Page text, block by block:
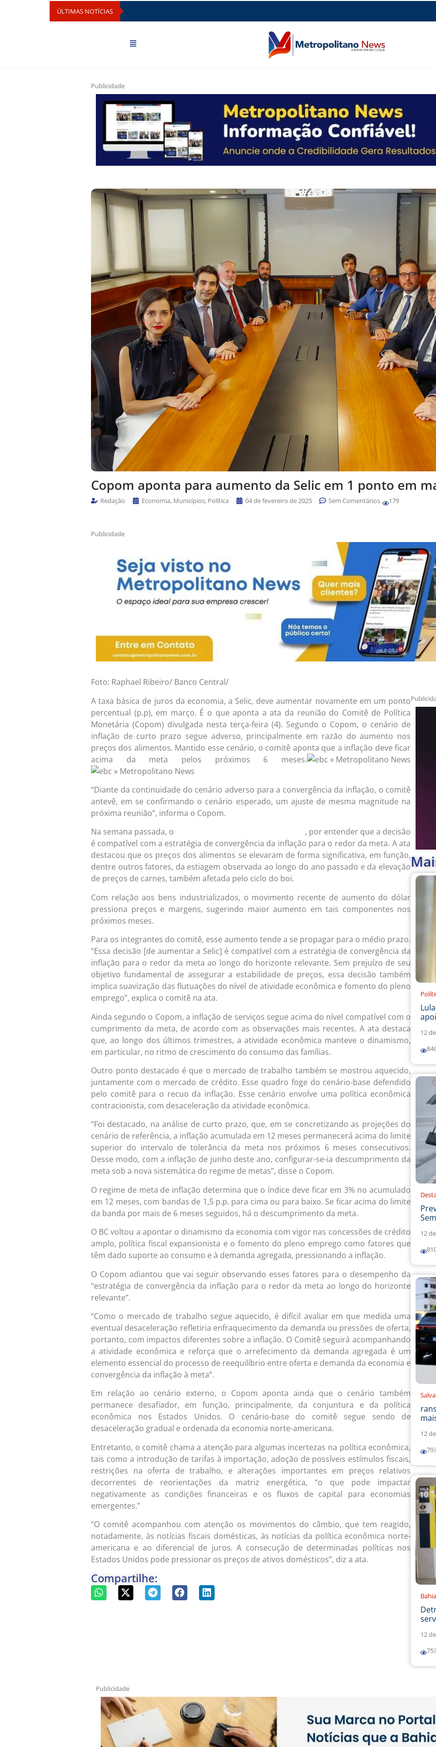
ÚLTIMAS NOTÍCIAS
Publicidade
Copom aponta para aumento da Selic em 1 ponto em
Redação Economia, Municípios, Política 04 de fevereiro de 2025 Sem Comentários 179
Publicidade
Foto: Raphael Ribeiro/ Banco Central/
A taxa básica de juros da economia, a Selic, deve aumentar novamente em um ponto
percentual (p.p), em março. É o que aponta a ata da reunião do Comitê de Política
Monetária (Copom) divulgada nesta terça-feira (4). Segundo o Copom, o cenário de
inflação de curto prazo segue adverso, principalmente em razão do aumento nos
preços dos alimentos. Mantido esse cenário, o comitê aponta que a inflação deve ficar
acima da meta pelos próximos 6 meses.
“Diante da continuidade do cenário adverso para a convergência da inflação, o comitê
antevê, em se confirmando o cenário esperado, um ajuste de mesma magnitude na
próxima reunião”, informa o Copom.
Na semana passada, o
, por entender que a decisão
é compatível com a estratégia de convergência da inflação para o redor da meta. A ata
destacou que os preços dos alimentos se elevaram de forma significativa, em função,
dentre outros fatores, da estiagem observada ao longo do ano passado e da elevação
de preços de carnes, também afetada pelo ciclo do boi.
Com relação aos bens industrializados, o movimento recente de aumento do dólar
pressiona preços e margens, sugerindo maior aumento em tais componentes nos
próximos meses.
Para os integrantes do comitê, esse aumento tende a se propagar para o médio prazo.
“Essa decisão [de aumentar a Selic] é compatível com a estratégia de convergência da
inflação para o redor da meta ao longo do horizonte relevante. Sem prejuízo de seu
objetivo fundamental de assegurar a estabilidade de preços, essa decisão também
implica suavização das flutuações do nível de atividade econômica e fomento do pleno
emprego”, explica o comitê na ata.
Ainda segundo o Copom, a inflação de serviços segue acima do nível compatível com o
cumprimento da meta, de acordo com as observações mais recentes. A ata destaca
que, ao longo dos últimos trimestres, a atividade econômica manteve o dinamismo,
em particular, no ritmo de crescimento do consumo das famílias.
Outro ponto destacado é que o mercado de trabalho também se mostrou aquecido,
juntamente com o mercado de crédito. Esse quadro foge do cenário-base defendido
pelo comitê para o recuo da inflação. Esse cenário envolve uma política econômica
contracionista, com desaceleração da atividade econômica.
“Foi destacado, na análise de curto prazo, que, em se concretizando as projeções do
cenário de referência, a inflação acumulada em 12 meses permanecerá acima do limite
superior do intervalo de tolerância da meta nos próximos 6 meses consecutivos.
Desse modo, com a inflação de junho deste ano, configurar-se-ia descumprimento da
meta sob a nova sistemática do regime de metas”, disse o Copom.
O regime de meta de inflação determina que o índice deve ficar em 3% no acumulado
em 12 meses, com bandas de 1,5 p.p. para cima ou para baixo. Se ficar acima do limite
da banda por mais de 6 meses seguidos, há o descumprimento da meta.
O BC voltou a apontar o dinamismo da economia com vigor nas concessões de crédito
amplo, política fiscal expansionista e o fomento do pleno emprego como fatores que
têm dado suporte ao consumo e à demanda agregada, pressionando a inflação.
O Copom adiantou que vai seguir observando esses fatores para o desempenho da
“estratégia de convergência da inflação para o redor da meta ao longo do horizonte
relevante”.
“Como o mercado de trabalho segue aquecido, é difícil avaliar em que medida uma
eventual desaceleração refletiria enfraquecimento da demanda ou pressões de oferta,
portanto, com impactos diferentes sobre a inflação. O Comitê seguirá acompanhando
a atividade econômica e reforça que o arrefecimento da demanda agregada é um
elemento essencial do processo de reequilíbrio entre oferta e demanda da economia e
convergência da inflação à meta”.
Em relação ao cenário externo, o Copom aponta ainda que o cenário também
permanece desafiador, em função, principalmente, da conjuntura e da política
econômica nos Estados Unidos. O cenário-base do comitê segue sendo de
desaceleração gradual e ordenada da economia norte-americana.
Entretanto, o comitê chama a atenção para algumas incertezas na política econômica,
tais como a introdução de tarifas à importação, adoção de possíveis estímulos fiscais,
restrições na oferta de trabalho, e alterações importantes em preços relativos
decorrentes de reorientações da matriz energética, “o que pode impactar
negativamente as condições financeiras e os fluxos de capital para economias
emergentes.”
“O comitê acompanhou com atenção os movimentos do câmbio, que tem reagido,
notadamente, às notícias fiscais domésticas, às notícias da política econômica norte-
americana e ao diferencial de juros. A consecução de determinadas políticas nos
Estados Unidos pode pressionar os preços de ativos domésticos”, diz a ata.
Compartilhe:
12
12
12
12
Publicidade